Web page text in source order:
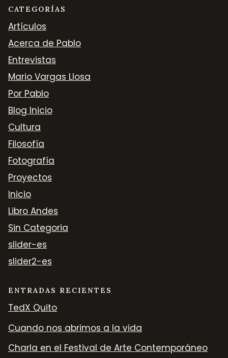
CATEGORÍAS
Artículos
Acerca de Pablo
Entrevistas
Mario Vargas Llosa
Por Pablo
Blog Inicio
Cultura
Filosofía
Fotografía
Proyectos
Inicio
Libro Andes
Sin Categoria
slider-es
slider2-es
ENTRADAS RECIENTES
TedX Quito
Cuando nos abrimos a la vida
Charla en el Festival de Arte Contemporáneo